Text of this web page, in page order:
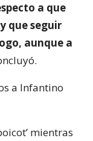
a que
que seguir
aunque a
a Infantino
mientras